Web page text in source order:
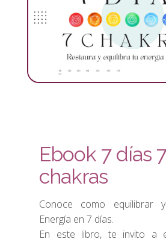
Ebook 7 días 7
chakras
Conoce como equilibrar
Energía en 7 días.
En este libro, te invito a